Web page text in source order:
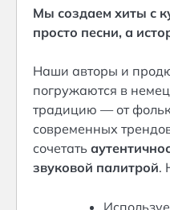
Мы создаем хиты с
просто песни, а
Наши авторы и
погружаются в
традицию — от
современных
сочетать
звуковой палитрой.